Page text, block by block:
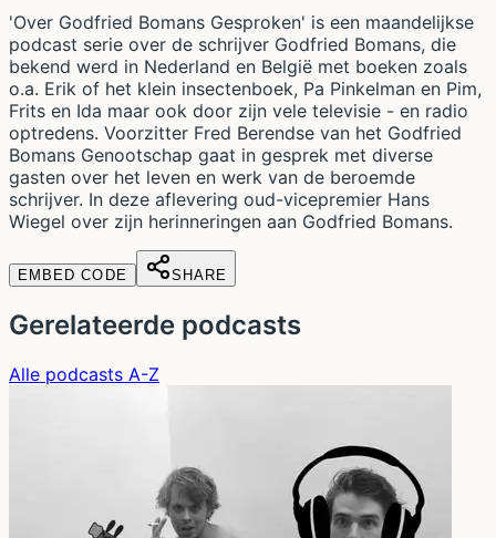
'Over Godfried Bomans Gesproken' is een maandelijkse
podcast serie over de schrijver Godfried Bomans, die
bekend werd in Nederland en België met boeken zoals
o.a. Erik of het klein insectenboek, Pa Pinkelman en Pim,
Frits en Ida maar ook door zijn vele televisie - en radio
optredens. Voorzitter Fred Berendse van het Godfried
Bomans Genootschap gaat in gesprek met diverse
gasten over het leven en werk van de beroemde
schrijver. In deze aflevering oud-vicepremier Hans
Wiegel over zijn herinneringen aan Godfried Bomans.
EMBED CODE SHARE
Gerelateerde podcasts
Alle podcasts A-Z